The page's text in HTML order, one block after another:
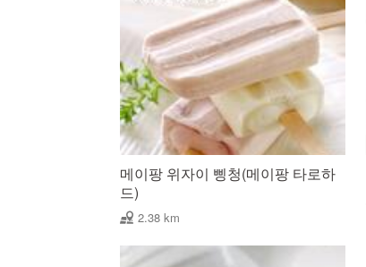
메이팡 위자이 삥청(메이팡 타로하
드)
2.38 km